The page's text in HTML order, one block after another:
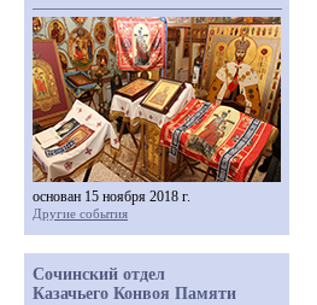
основан 15 ноября 2018 г.
Другие события
Сочинский отдел
Казачьего Конвоя Памяти